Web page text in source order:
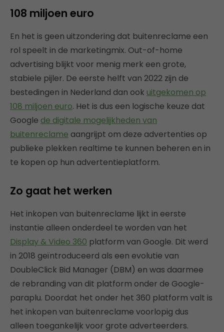
108 miljoen euro
En het is geen uitzondering dat buitenreclame een
rol speelt in de marketingmix. Out-of-home
advertising blijkt voor menig merk een grote,
stabiele pijler. De eerste helft van 2022 zijn de
bestedingen in Nederland dan ook uitgekomen op
108 miljoen euro. Het is dus een logische keuze dat
Google de digitale mogelijkheden van
buitenreclame aangrijpt om deze advertenties op
publieke plekken realtime te kunnen beheren en in
te kopen op hun advertentieplatform.
Zo gaat het werken
Het inkopen van buitenreclame lijkt in eerste
instantie alleen onderdeel te worden van het
Display & Video 360 platform van Google. Dit werd
in 2018 geïntroduceerd als een evolutie van
DoubleClick Bid Manager (DBM) en was daarmee
de rebranding van dit platform onder de Google-
paraplu. Doordat het onder het 360 platform valt is
het inkopen van buitenreclame voorlopig dus
alleen toegankelijk voor grote adverteerders.